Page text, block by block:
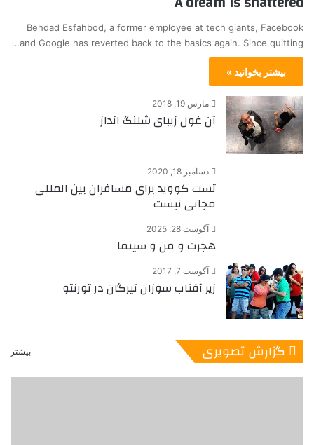
Behdad Esfahbod, a former employee at tech giants, Facebook
and Google has reverted back to the basics again. Since quitting…
بیشتر بخوانید »
مارس 19, 2018
آن غول زیبای شلنگ انداز
دسامبر 18, 2020
تست کووید برای مسافران بین المللی
مجانی نیست
آگوست 28, 2025
هجرت و من و سینما
آگوست 7, 2017
زیر آفتاب سوزان تیرگان در تورنتو
گزارش تصویری بیشتر